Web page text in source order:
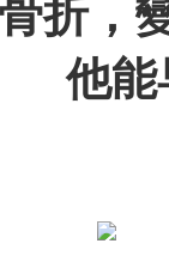
折，
他能